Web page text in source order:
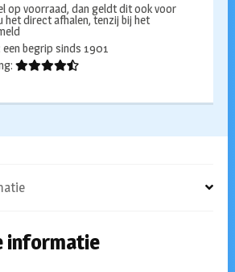
op voorraad, dan geldt dit ook voor
het direct afhalen, tenzij bij het
begrip sinds 1901
informatie